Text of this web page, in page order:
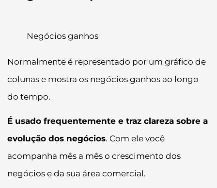
Negócios ganhos
Normalmente é representado por um gráfico de
colunas e mostra os negócios ganhos ao longo
do tempo.
É usado frequentemente e traz clareza sobre a
evolução dos negócios. Com ele você
acompanha mês a mês o crescimento dos
negócios e da sua área comercial.